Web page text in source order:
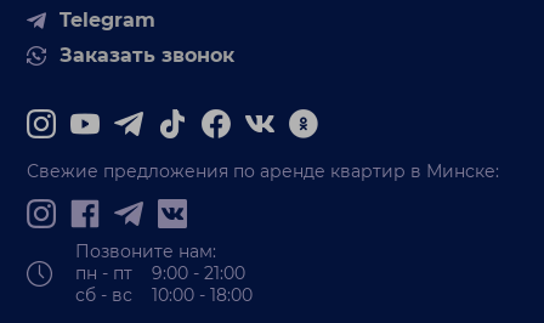
Telegram
Заказать звонок
Свежие предложения по аренде квартир в Минске:
Позвоните нам:
пн - пт 9:00 - 21:00
сб - вс 10:00 - 18:00